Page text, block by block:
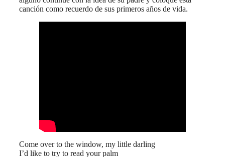
canción como recuerdo de sus primeros años de vida.
Come over to the window, my little darling
I’d like to try to read your palm